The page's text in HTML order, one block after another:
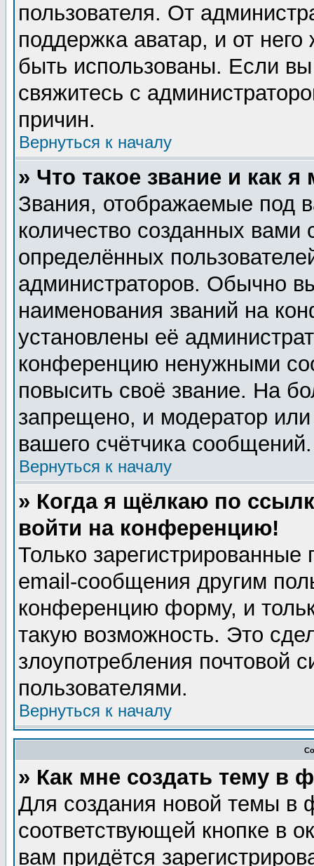
пользователя. От
поддержка аватар, и от него
быть использованы. Если
свяжитесь с
причин.
Вернуться к началу
» Что такое звание и как я
Звания, отображаемые под
количество созданных
определённых
администраторов. Обычно
наименования званий на
установлены её
конференцию ненужными
повысить своё звание. На
запрещено, и модератор
вашего счётчика сообщений.
Вернуться к началу
» Когда я щёлкаю по
войти на конференцию!
Только зарегистрированные
email-сообщения другим
конференцию форму, и
такую возможность. Это
злоупотребления почтовой
пользователями.
Вернуться к началу
» Как мне создать тему в
Для создания новой темы в
соответствующей кнопке в
вам придётся